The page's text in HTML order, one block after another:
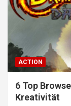
ACTION
6 Top
Kreativität